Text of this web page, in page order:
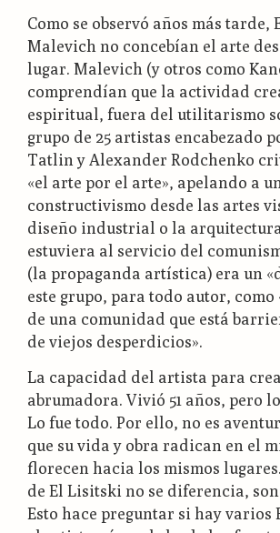
Como se observó años más tarde,
Malevich no concebían el arte
lugar. Malevich (y otros como
comprendían que la actividad
espiritual, fuera del utilitarismo
grupo de 25 artistas encabezado
Tatlin y Alexander Rodchenko
«el arte por el arte», apelando a un
constructivismo desde las artes
diseño industrial o la
estuviera al servicio del
(la propaganda artística) era un
este grupo, para todo autor,
de una comunidad que está
de viejos desperdicios».
La capacidad del artista para
abrumadora. Vivió 51 años, pero
Lo fue todo. Por ello, no es
que su vida y obra radican en el
florecen hacia los mismos
de El Lisitski no se diferencia,
Esto hace preguntar si hay varios